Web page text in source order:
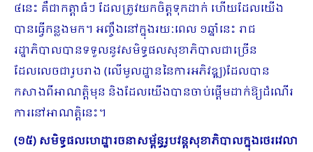
៤នេះ គឺជាកត្តាធំៗ ដែលត្រូវយកចិត្តទុកដាក់ ហើយដែលយើង
បានធ្វើកន្លងមក។ អញ្ចឹងនៅក្នុងរយៈពេល ១ឆ្នាំនេះ រាជ
រដ្ឋាភិបាលបានទទួលនូវសមិទ្ធផលសុខាភិបាលជាច្រើន
ដែលលេចជារូបរាង (លើមូលដ្ឋាននៃការអភិវឌ្ឍ)ដែលបាន
កសាងពីអាណត្តិមុន និងដែលយើងបានចាប់ផ្តើមដាក់ឱ្យដំណើរ
ការនៅអាណត្តិនេះ។
(១៥) សមិទ្ធផលហេដ្ឋារចនាសម្ព័ន្ធរូបវន្តសុខាភិបាលក្នុងថេរវេលា